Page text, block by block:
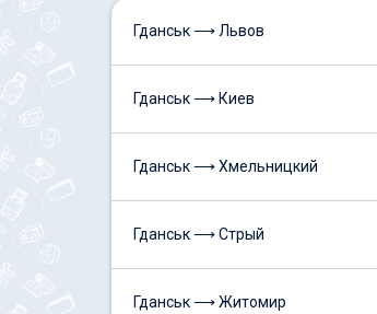
Гданськ ⟶ Львов
Гданськ ⟶ Киев
Гданськ ⟶ Хмельницкий
Гданськ ⟶ Стрый
Гданськ ⟶ Житомир